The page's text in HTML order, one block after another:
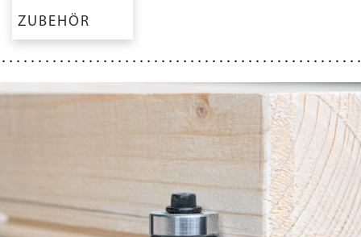
ZUBEHÖR